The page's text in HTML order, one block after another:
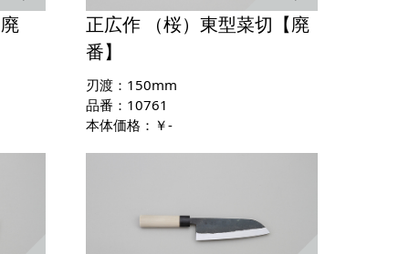
正広作 （桜）東型菜切【廃
番】
刃渡：150mm
品番：10761
本体価格：￥-